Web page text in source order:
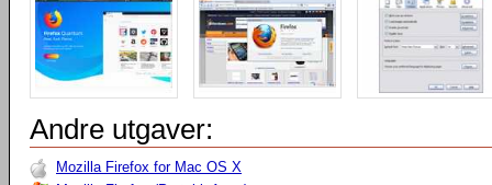
Andre utgaver:
Mozilla Firefox for Mac OS X